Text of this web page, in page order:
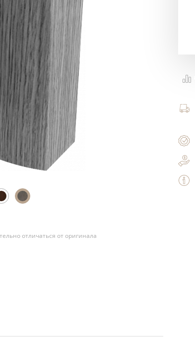
отличаться от оригинала